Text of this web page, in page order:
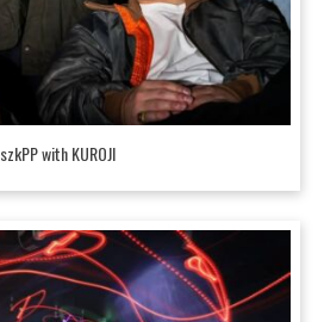
szkPP with KUROJI